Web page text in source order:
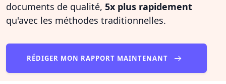
documents de qualité, 5x plus rapidement
qu'avec les méthodes traditionnelles.
RÉDIGER MON RAPPORT MAINTENANT